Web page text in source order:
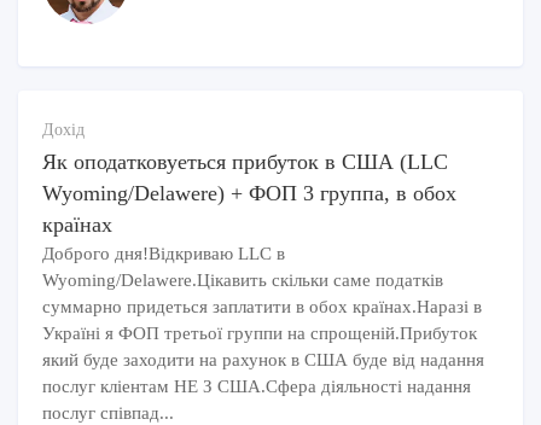
Дохід
Як оподатковуеться прибуток в США (LLC
Wyoming/Delawere) + ФОП 3 группа, в обох
країнах
Доброго дня!Відкриваю LLC в
Wyoming/Delawere.Цікавить скільки саме податків
суммарно придеться заплатити в обох країнах.Наразі в
Україні я ФОП третьої группи на спрощеній.Прибуток
який буде заходити на рахунок в США буде від надання
послуг кліентам НЕ З США.Сфера діяльності надання
послуг співпад...